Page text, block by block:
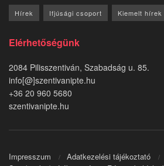
Hírek Ifjúsági csoport Kiemelt hírek
Elérhetőségünk
2084 Pilisszentiván, Szabadság u. 85.
info[@]szentivanipte.hu
+36 20 960 5680
szentivanipte.hu
Impresszum
Adatkezelési tájékoztató